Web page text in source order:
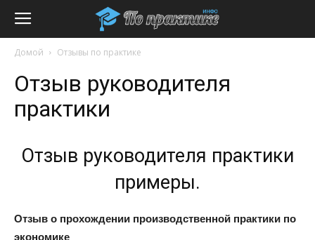
Домой Отзывы по практике
Отзыв руководителя
практики
Отзыв руководителя практики
примеры.
Отзыв о прохождении производственной практики по
экономике